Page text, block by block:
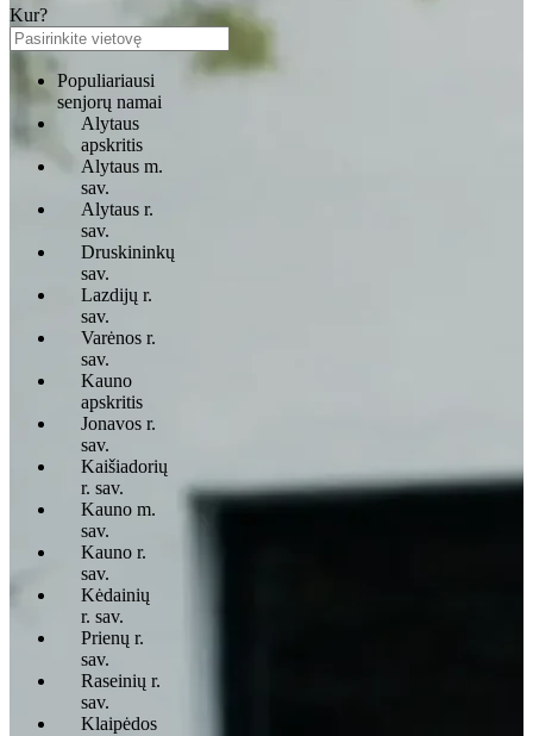
Kur?
Populiariausi
senjorų namai
Alytaus
apskritis
Alytaus m.
sav.
Alytaus r.
sav.
Druskininkų
sav.
Lazdijų r.
sav.
Varėnos r.
sav.
Kauno
apskritis
Jonavos r.
sav.
Kaišiadorių
r. sav.
Kauno m.
sav.
Kauno r.
sav.
Kėdainių
r. sav.
Prienų r.
sav.
Raseinių r.
sav.
Klaipėdos